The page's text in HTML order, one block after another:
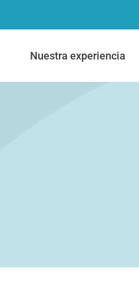
Nuestra experiencia